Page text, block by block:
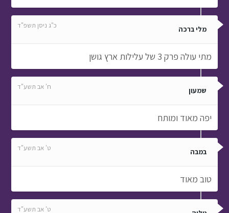
מלי ברכה כ"ג ניסן תשפ"ד
מתי עולה פרק 3 של עלילות ארץ גושן
שמעון ח' אב תשע"ד
יפה מאוד ומותח
במבה ט' אב תשע"ד
טוב מאוד
ט' אב תשע"ד